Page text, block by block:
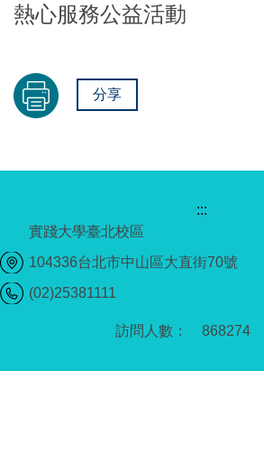
熱心服務公益活動
分享
868274
:::
實踐大學臺北校區
104336台北市中山區大直街70號
(02)25381111